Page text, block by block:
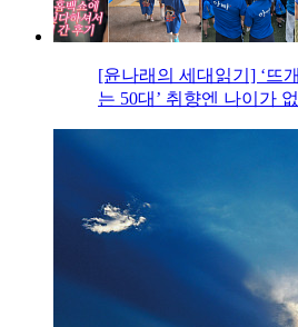
[윤나래의 세대읽기] ‘뜨
는 50대’ 취향엔 나이가